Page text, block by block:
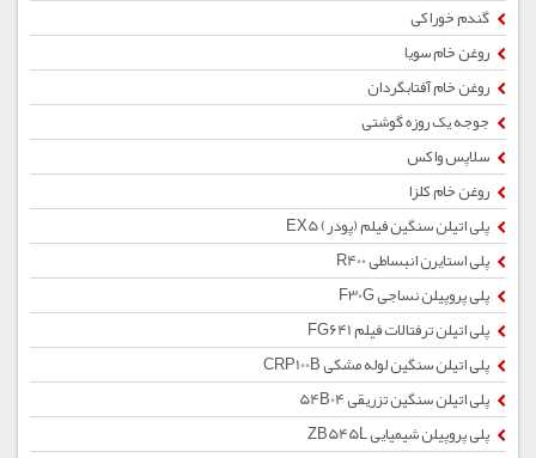
گندم خوراکی
روغن خام سویا
روغن خام آفتابگردان
جوجه یک روزه گوشتی
سلاپس واکس
روغن خام کلزا
پلی اتیلن سنگین فیلم (پودر) EX5
پلی استایرن انبساطی R400
پلی پروپیلن نساجی F30G
پلی اتیلن ترفتالات فیلم FG641
پلی اتیلن سنگین لوله مشکی CRP100B
پلی اتیلن سنگین تزریقی 54B04
پلی پروپیلن شیمیایی ZB545L